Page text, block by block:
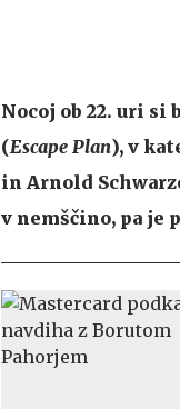
Nocoj ob 22. uri
(Escape Plan), v
in Arnold
v nemščino, pa je